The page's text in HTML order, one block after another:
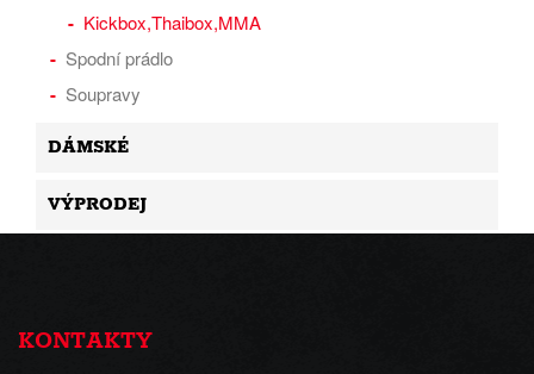
Kickbox,Thaibox,MMA
Spodní prádlo
Soupravy
DÁMSKÉ
VÝPRODEJ
KONTAKTY